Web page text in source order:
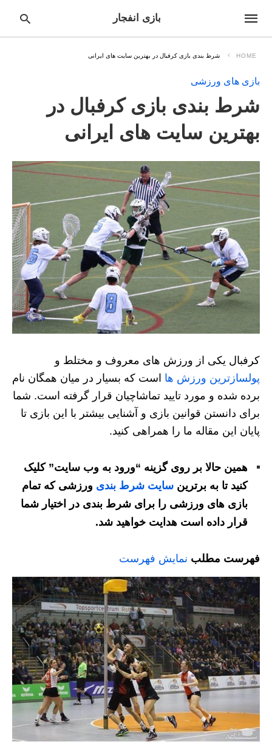
بازی انفجار
HOME شرط بندی بازی کرفبال در بهترین سایت های ایرانی
بازی های ورزشی
شرط بندی بازی کرفبال در
بهترین سایت های ایرانی
کرفبال یکی از ورزش های معروف و مختلط و
پولسازترین ورزش ها است که بسیار در میان همگان نام
برده شده و مورد تایید تماشاچیان قرار گرفته است. شما
برای دانستن قوانین بازی و آشنایی بیشتر با این بازی تا
پایان این مقاله ما را همراهی کنید.
همین حالا بر روی گزینه “ورود به وب سایت” کلیک
کنید تا به برترین سایت شرط بندی ورزشی که تمام
بازی های ورزشی را برای شرط بندی در اختیار شما
قرار داده است هدایت خواهید شد.
فهرست مطلب نمایش فهرست